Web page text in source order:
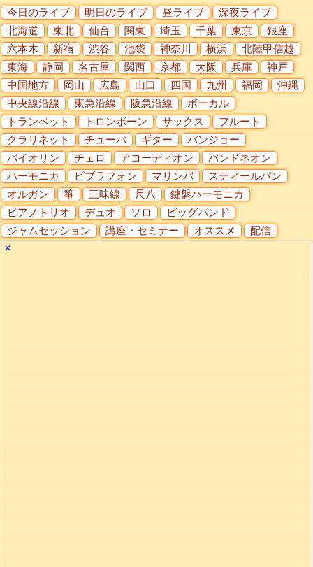
今日のライブ 明日のライブ 昼ライブ
深夜ライブ
北海道
東北 仙台 関東 埼玉 千葉 東京
銀座
六本木
新宿 渋谷 池袋 神奈川 横浜
北陸甲信越
東海
静岡 名古屋 関西 京都 大阪 兵庫
神戸
中国地方
岡山 広島 山口 四国 九州 福岡
沖縄
中央線沿線
東急沿線 阪急沿線
ボーカル
トランペット
トロンボーン サックス
フルート
クラリネット
チューバ ギター
バンジョー
バイオリン
チェロ アコーディオン
バンドネオン
ハーモニカ
ビブラフォン マリンバ
スティールパン
オルガン
箏 三味線 尺八
鍵盤ハーモニカ
ピアノトリオ
デュオ ソロ
ビッグバンド
ジャムセッション
講座・セミナー オススメ 配信
✕